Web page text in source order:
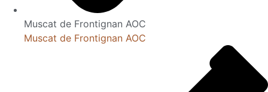
Muscat de Frontignan AOC
Muscat de Frontignan AOC